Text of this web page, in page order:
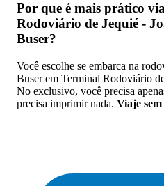
Por que é mais prático
Rodoviário de Jequié -
Buser?
Você escolhe se embarca na
Buser em Terminal Rodoviário
No exclusivo, você precisa
precisa imprimir nada. Viaje